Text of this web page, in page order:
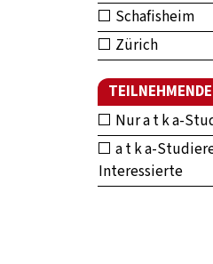
Schafisheim
Zürich
TEILNEHMENDE
Nur a t k a-
a t k a-
Interessierte